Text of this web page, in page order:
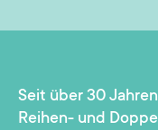
Seit über 30
Reihen- und